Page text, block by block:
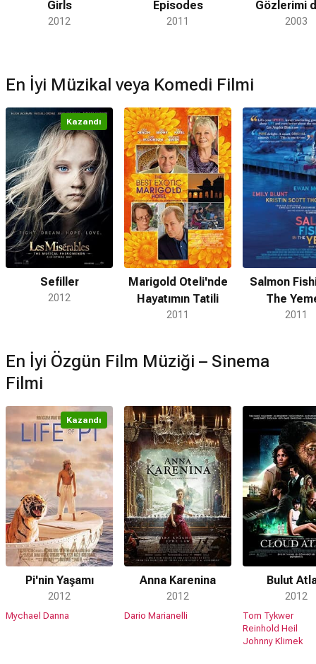
Girls
2012
Episodes
2011
Gözlerimi
2003
En İyi Müzikal veya Komedi Filmi
Kazandı
Sefiller
2012
Marigold Oteli'nde
Hayatımın Tatili
2011
Salmon
The
2011
En İyi Özgün Film Müziği – Sinema
Filmi
Kazandı
Pi'nin Yaşamı
2012
Mychael Danna
Anna Karenina
2012
Dario Marianelli
Bulut
2012
Tom Tykwer
Reinhold Heil
Johnny Klimek